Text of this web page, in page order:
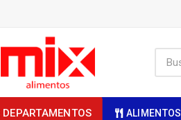
DEPARTAMENTOS ALIMENTOS